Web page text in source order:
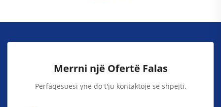
Merrni një Ofertë Falas
Përfaqësuesi ynë do t'ju kontaktojë së shpejti.